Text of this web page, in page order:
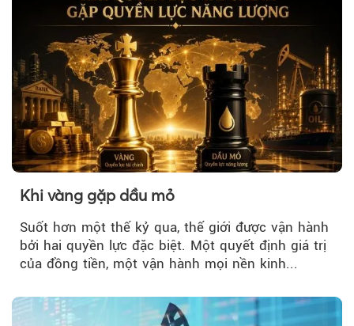
Khi vàng gặp dầu mỏ
Suốt hơn một thế kỷ qua, thế giới được vận hành
bởi hai quyền lực đặc biệt. Một quyết định giá trị
của đồng tiền, một vận hành mọi nền kinh...